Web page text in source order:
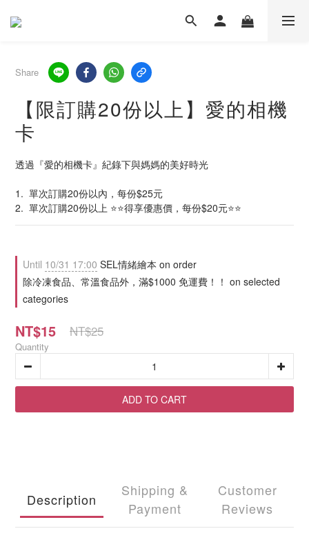
Share
【限訂購20份以上】愛的相機
卡
透過『愛的相機卡』紀錄下與媽媽的美好時光
1.  單次訂購20份以內，每份$25元
2.  單次訂購20份以上 ⭐️⭐️得享優惠價，每份$20元⭐️⭐️
Until 10/31 17:00 SEL情緒繪本 on order
除冷凍食品、常溫食品外，滿$1000 免運費！！ on selected
categories
NT$15 NT$25
Quantity
ADD TO CART
Description
Shipping &
Payment
Customer
Reviews